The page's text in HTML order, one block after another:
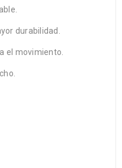
durabilidad.
el movimiento.